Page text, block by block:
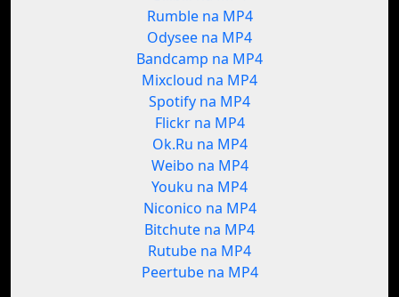
Rumble na MP4
Odysee na MP4
Bandcamp na MP4
Mixcloud na MP4
Spotify na MP4
Flickr na MP4
Ok.Ru na MP4
Weibo na MP4
Youku na MP4
Niconico na MP4
Bitchute na MP4
Rutube na MP4
Peertube na MP4